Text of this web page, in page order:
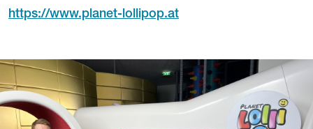
https://www.planet-lollipop.at